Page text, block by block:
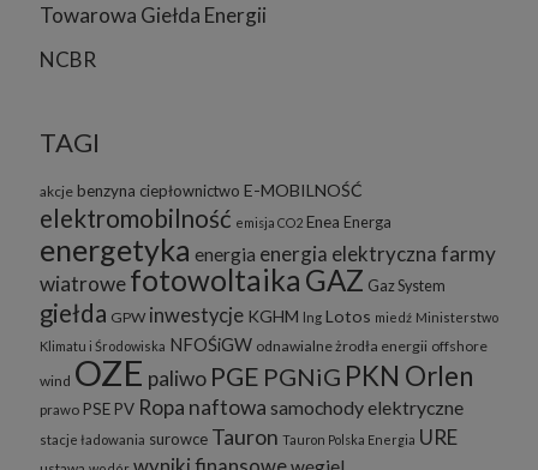
Towarowa Giełda Energii
NCBR
TAGI
akcje benzyna ciepłownictwo E-MOBILNOŚĆ
elektromobilność emisja CO2 Enea Energa
energetyka energia energia elektrycznafarmy
wiatrowefotowoltaika GAZ Gaz System
giełda GPW inwestycje KGHM lng Lotos miedź Ministerstwo
Klimatu i Środowiska NFOŚiGW odnawialne żrodła energii offshore
wind OZE paliwo PGE PGNiG PKN Orlen
prawo PSE PV Ropa naftowa samochody elektryczne
stacje ładowania surowce Tauron Tauron Polska Energia URE